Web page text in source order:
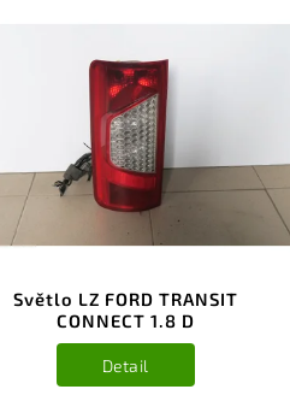
Světlo LZ FORD TRANSIT
CONNECT 1.8 D
Detail